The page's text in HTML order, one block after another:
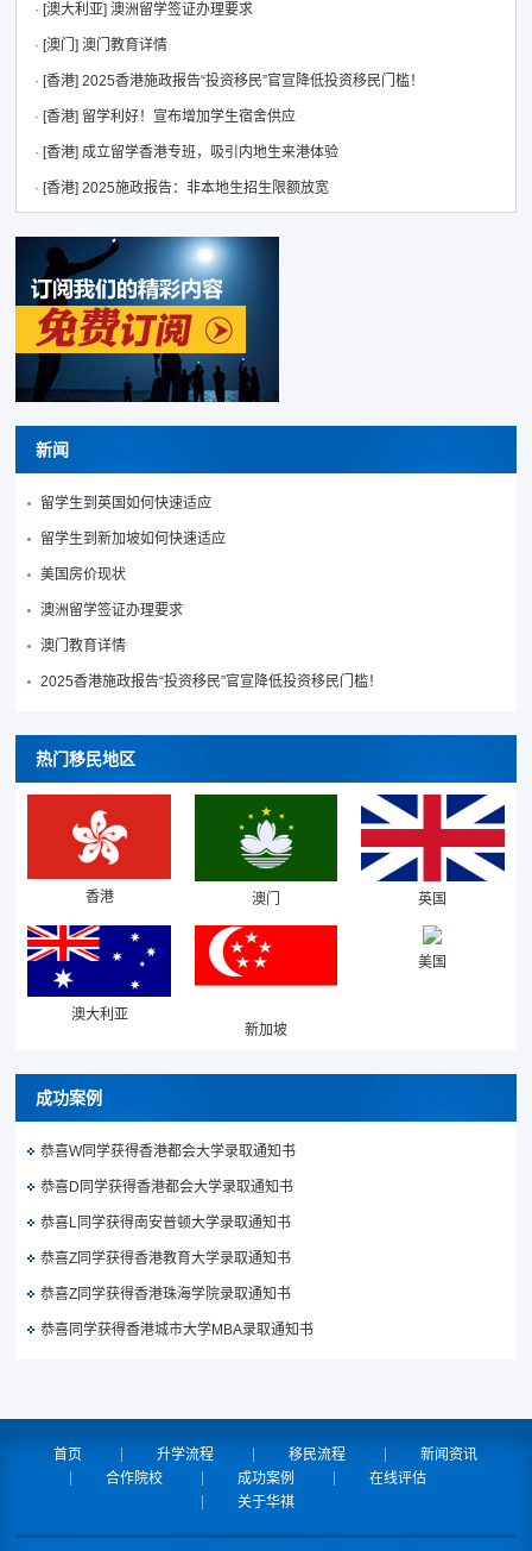
· [澳大利亚] 澳洲留学签证办理要求
· [澳门] 澳门教育详情
· [香港] 2025香港施政报告“投资移民”官宣降低投资移民门槛！
· [香港] 留学利好！宣布增加学生宿舍供应
· [香港] 成立留学香港专班，吸引内地生来港体验
· [香港] 2025施政报告：非本地生招生限额放宽
新闻
留学生到英国如何快速适应
留学生到新加坡如何快速适应
美国房价现状
澳洲留学签证办理要求
澳门教育详情
2025香港施政报告“投资移民”官宣降低投资移民门槛！
热门移民地区
香港 澳门 英国
澳大利亚
新加坡
美国
成功案例
恭喜W同学获得香港都会大学录取通知书
恭喜D同学获得香港都会大学录取通知书
恭喜L同学获得南安普顿大学录取通知书
恭喜Z同学获得香港教育大学录取通知书
恭喜Z同学获得香港珠海学院录取通知书
恭喜同学获得香港城市大学MBA录取通知书
首页 升学流程 移民流程
新闻资讯
合作院校
成功案例
在线评估
关于华祺